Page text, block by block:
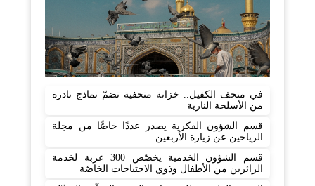
في متحف الكفيل.. خزانة متحفية تضمّ نماذج نادرة
من الأسلحة النارية
قسم الشؤون الفكرية يصدر عددًا خاصًّا من مجلة
الرياحين عن زيارة الأربعين
قسم الشؤون الخدمية يخصّص 300 عربة لخدمة
الزائرين من الأطفال وذوي الاحتياجات الخاصّة